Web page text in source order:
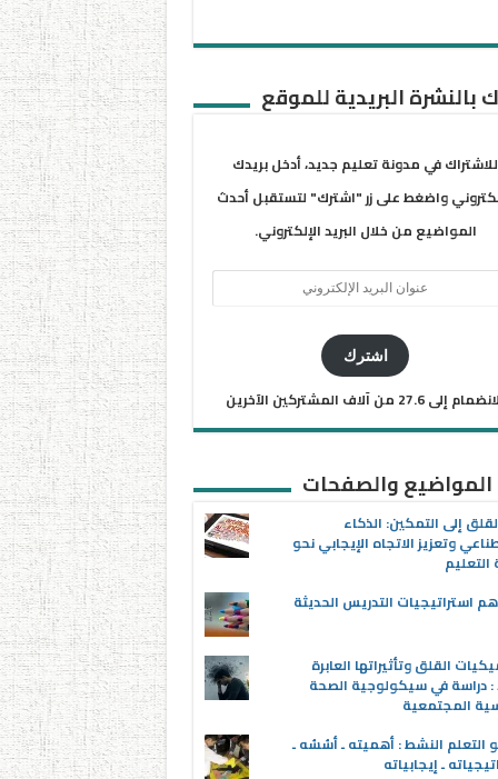
بالنشرة البريدية للموقع
للاشتراك في مدونة تعليم جديد، أدخل بريدك
واضغط على زر "اشترك" لتستقبل أحدث
المواضيع من خلال البريد الإلكتروني.
اشترك
إلى 27.6 من آلاف المشتركين الآخرين
المواضيع والصفحات
إلى التمكين: الذكاء
وتعزيز الاتجاه الإيجابي نحو
استراتيجيات التدريس الحديثة
القلق وتأثيراتها العابرة
: دراسة في سيكولوجية الصحة
المجتمعية
التعلم النشط : أهميته ـ أسُسُه ـ
ـ إيجابياته